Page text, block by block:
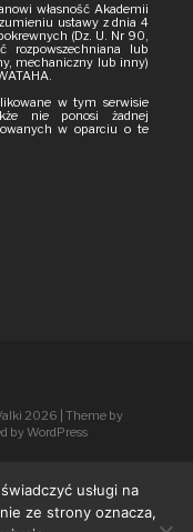
własność Akademii
ustawy z dnia 4
(Dz. U. Nr 90,
lub
mechaniczny lub inny)
w tym serwisie
nie ponosi żadnej
w oparciu o te
2026 | Theme by
by WordPress
usługi na
ze strony oznacza,